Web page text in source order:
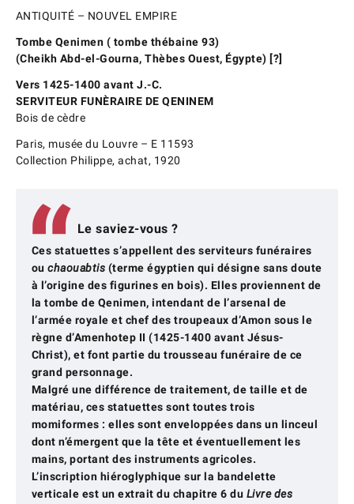
ANTIQUITÉ – NOUVEL EMPIRE
Tombe Qenimen ( tombe thébaine 93)
(Cheikh Abd-el-Gourna, Thèbes Ouest, Égypte) [?]
Vers 1425-1400 avant J.-C.
SERVITEUR FUNÈRAIRE DE QENINEM
Bois de cèdre
Paris, musée du Louvre – E 11593
Collection Philippe, achat, 1920
Le saviez-vous ?
Ces statuettes s’appellent des serviteurs funéraires
ouchaouabtis (terme égyptien qui désigne sans doute
à l’origine des figurines en bois). Elles proviennent de
la tombe de Qenimen, intendant de l’arsenal de
l’armée royale et chef des troupeaux d’Amon sous le
règne d’Amenhotep II (1425-1400 avant Jésus-
Christ), et font partie du trousseau funéraire de ce
grand personnage.
Malgré une différence de traitement, de taille et de
matériau, ces statuettes sont toutes trois
momiformes : elles sont enveloppées dans un linceul
dont n’émergent que la tête et éventuellement les
mains, portant des instruments agricoles.
L’inscription hiéroglyphique sur la bandelette
verticale est un extrait du chapitre 6 du Livre des